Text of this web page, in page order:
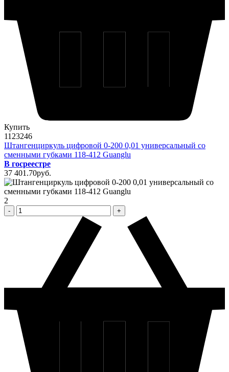
Купить
1123246
Штангенциркуль цифровой 0-200 0,01 универсальный со
сменными губками 118-412 Guanglu
В госреестре
37 401 .70pуб.
2